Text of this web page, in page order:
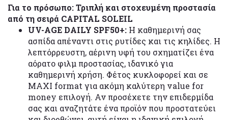
Για το πρόσωπο: Τριπλή και στοχευμένη προστασία
από τη σειρά CAPITAL SOLEIL
UV-AGE DAILY SPF50+: Η καθημερινή σας
ασπίδα απέναντι στις ρυτίδες και τις κηλίδες. Η
λεπτόρρευστη, αέρινη υφή του σχηματίζει ένα
αόρατο φιλμ προστασίας, ιδανικό για
καθημερινή χρήση. Φέτος κυκλοφορεί και σε
MAXI format για ακόμη καλύτερη value for
money επιλογή. Αν προσέχετε την επιδερμίδα
σας και αναζητάτε ένα προϊόν που προστατεύει